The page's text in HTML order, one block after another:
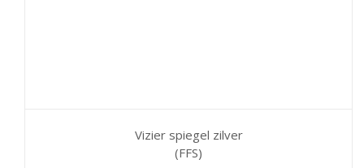
Vizier spiegel zilver
(FFS)